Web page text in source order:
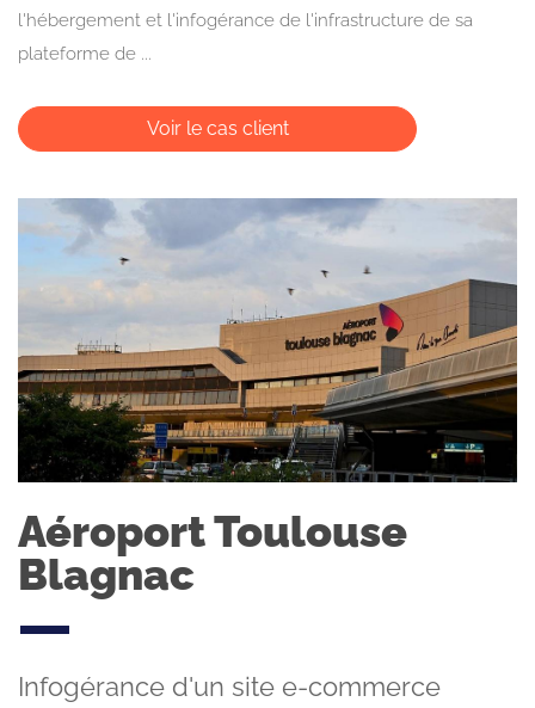
l'hébergement et l'infogérance de l'infrastructure de sa
plateforme de ...
Voir le cas client
Aéroport Toulouse
Blagnac
Infogérance d'un site e-commerce